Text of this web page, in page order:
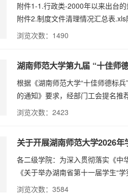
附件1-1.行政类-2000年以来出台
附件2.制度文件清理情况汇总表
浏览次数： 1490
湖南师范大学第九届 “十佳师
根据《湖南师范大学“十佳师德标
的通知》要求，经部门工会提名推
浏览次数： 2423
关于开展湖南师范大学2026
各二级学院：为深入贯彻落实《中
《关于举办湖南省第十一届学生“
浏览次数： 3584